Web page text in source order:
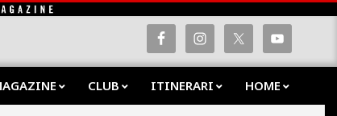
CLUB ITINERARI HOME